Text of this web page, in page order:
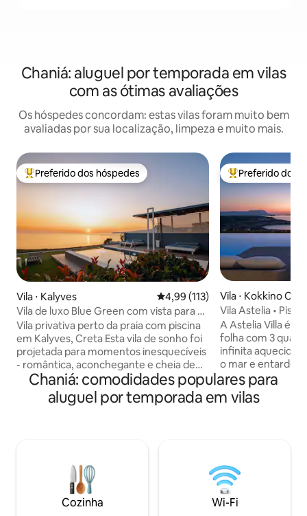
Chaniá: aluguel por temporada em vilas
com as ótimas avaliações
Os hóspedes concordam: estas vilas foram muito bem
avaliadas por sua localização, limpeza e muito mais.
Entre os melhores preferidos dos hóspedes
Preferido dos hóspedes
Vila ⋅ Kalyves 4,99 de uma avaliação média de
4,99 (113)
Vila de luxo Blue Green com vista para o
mar, piscina ecológica e jacuzzi
Vila privativa perto da praia com piscina
em Kalyves, Creta Esta vila de sonho foi
projetada para momentos inesquecíveis
- romântica, aconchegante e cheia de
charme. Possui uma piscina privada de
água salgada (sem cloro, apenas
relaxamento puro), um cinema em casa
todos os cantos. Se você está
planejando uma escapadela romântica,
uma viagem divertida com amigos ou
apenas quer relaxar com estilo, este
Entre os
Preferido dos
Vila ⋅ Kokkino
Vila Astelia •
aquecida
A Astelia Villa é
folha com 3
infinita aquecida,
o mar e
internet
5G de reserva a
office em um
terreno elevado
Rethymno, a
de Almyrida,
multidão.
Chaniá: comodidades populares para
aluguel por temporada em vilas
Cozinha Wi-Fi